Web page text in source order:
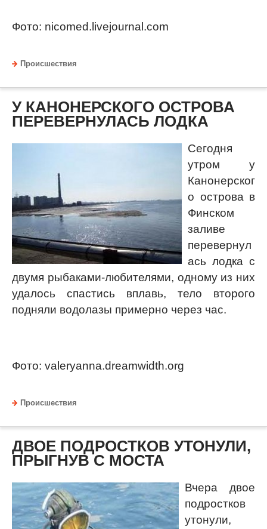
Фото: nicomed.livejournal.com
Происшествия
У КАНОНЕРСКОГО ОСТРОВА
ПЕРЕВЕРНУЛАСЬ ЛОДКА
Сегодня
утром у
Канонерског
о острова в
Финском
заливе
перевернул
ась лодка с
двумя рыбаками-любителями, одному из них
удалось спастись вплавь, тело второго
подняли водолазы примерно через час.
Фото: valeryanna.dreamwidth.org
Происшествия
ДВОЕ ПОДРОСТКОВ УТОНУЛИ,
ПРЫГНУВ С МОСТА
Вчера двое
подростков
утонули,